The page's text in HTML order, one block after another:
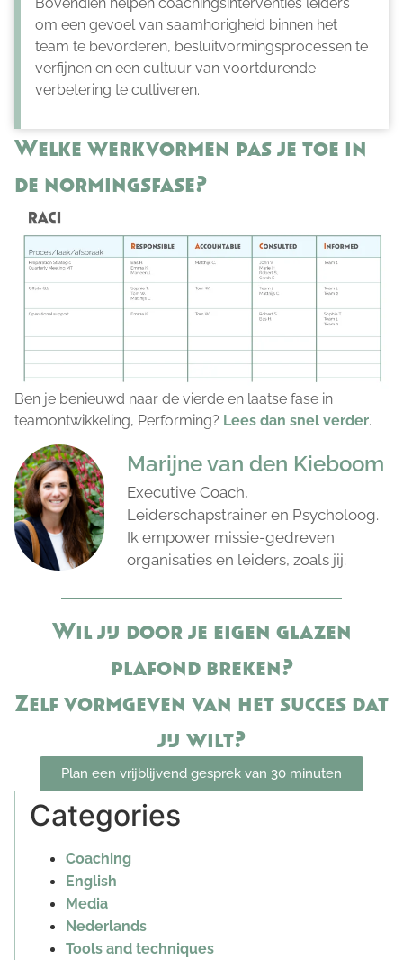
om een gevoel van saamhorigheid binnen het
team te bevorderen, besluitvormingsprocessen te
verfijnen en een cultuur van voortdurende
verbetering te cultiveren.
Welke werkvormen pas je toe in
de normingsfase?
Ben je benieuwd naar de vierde en laatse fase in
teamontwikkeling, Performing? Lees dan snel verder.
Marijne van den Kieboom
Executive Coach,
Leiderschapstrainer en Psycholoog.
Ik empower missie-gedreven
organisaties en leiders, zoals jij.
Wil jij door je eigen glazen
plafond breken?
Zelf vormgeven van het succes dat
jij wilt?
Plan een vrijblijvend gesprek van 30 minuten
Categories
Coaching
English
Media
Nederlands
Tools and techniques